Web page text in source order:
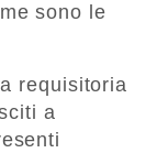
sono le
requisitoria
a